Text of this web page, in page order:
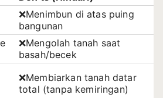
❌Menimbun di atas puing
bangunan
❌Mengolah tanah saat
basah/becek
❌Membiarkan tanah datar
total (tanpa kemiringan)